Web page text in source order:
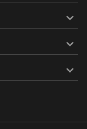


